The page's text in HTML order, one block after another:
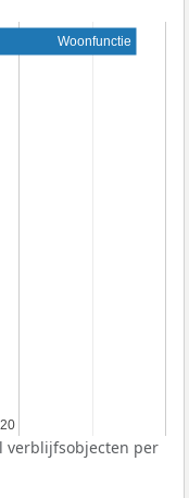
20
20
Woonfunctie
verblijfsobjecten per